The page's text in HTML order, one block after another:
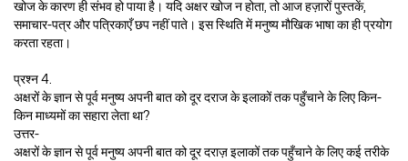
खोज के कारण ही संभव हो पाया है। यदि अक्षर खोज न होता, तो आज हज़ारों पुस्तकें,
समाचार-पत्र और पत्रिकाएँ छप नहीं पाते। इस स्थिति में मनुष्य मौखिक भाषा का ही प्रयोग
करता रहता।
प्रश्न 4.
अक्षरों के ज्ञान से पूर्व मनुष्य अपनी बात को दूर दराज के इलाकों तक पहुँचाने के लिए किन-
किन माध्यमों का सहारा लेता था?
उत्तर-
अक्षरों के ज्ञान से पूर्व मनुष्य अपनी बात को दूर दराज़ इलाकों तक पहुँचाने के लिए कई तरीके